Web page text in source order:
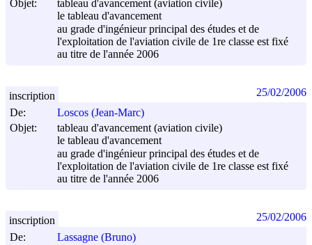
Objet:
tableau d'avancement (aviation civile)
le tableau d'avancement
au grade d'ingénieur principal des études et de
l'exploitation de l'aviation civile de 1re classe est fixé
au titre de l'année 2006
De:
Loscos (Jean-Marc)
Objet:
tableau d'avancement (aviation civile)
le tableau d'avancement
au grade d'ingénieur principal des études et de
l'exploitation de l'aviation civile de 1re classe est fixé
au titre de l'année 2006
inscription 25/02/2006
De:
Lassagne (Bruno)
inscription 25/02/2006